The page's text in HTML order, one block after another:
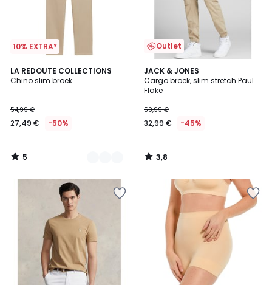
10% EXTRA*
LA REDOUTE COLLECTIONS
Chino slim broek
54,99 €
27,49 € -50%
5
/
2
Kleuren
5
/
Outlet
JACK & JONES
Cargo broek, slim stretch Paul
Flake
59,99 €
32,99 € -45%
3,8
/ 5
3,8
/